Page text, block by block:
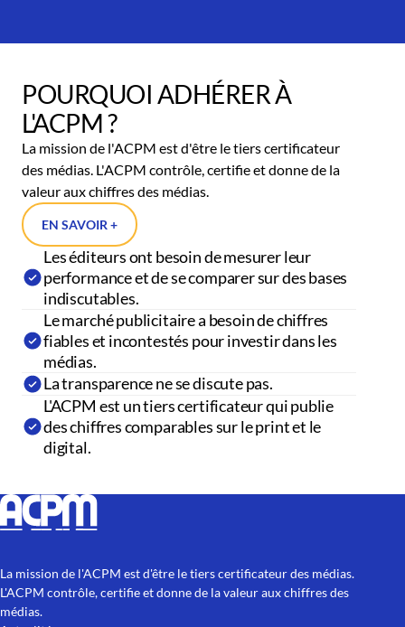
POURQUOI ADHÉRER À
L'ACPM ?
La mission de l'ACPM est d'être le tiers certificateur
des médias. L'ACPM contrôle, certifie et donne de la
valeur aux chiffres des médias.
EN SAVOIR +
Les éditeurs ont besoin de mesurer leur
performance et de se comparer sur des bases
indiscutables.
Le marché publicitaire a besoin de chiffres
fiables et incontestés pour investir dans les
médias.
La transparence ne se discute pas.
L'ACPM est un tiers certificateur qui publie
des chiffres comparables sur le print et le
digital.
La mission de l'ACPM est d'être le tiers certificateur des médias.
L'ACPM contrôle, certifie et donne de la valeur aux chiffres des
médias.